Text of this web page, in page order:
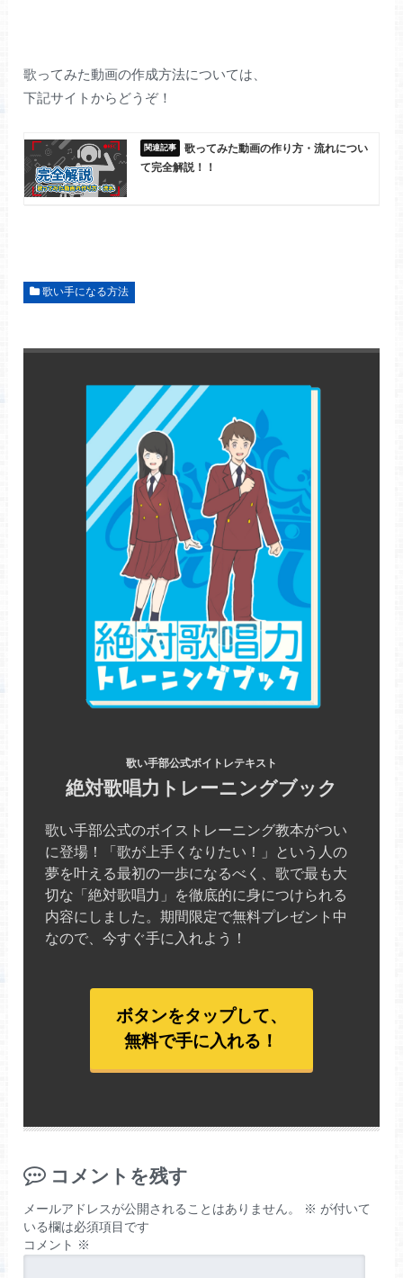
歌ってみた動画の作成方法については、
下記サイトからどうぞ！
歌ってみた動画の作り方・流れについ
て完全解説！！
歌い手になる方法
歌い手部公式ボイトレテキスト
絶対歌唱力トレーニングブック
歌い手部公式のボイストレーニング教本がつい
に登場！「歌が上手くなりたい！」という人の
夢を叶える最初の一歩になるべく、歌で最も大
切な「絶対歌唱力」を徹底的に身につけられる
内容にしました。期間限定で無料プレゼント中
なので、今すぐ手に入れよう！
ボタンをタップして、
無料で手に入れる！
コメントを残す
メールアドレスが公開されることはありません。 ※ が付いて
いる欄は必須項目です
コメント ※